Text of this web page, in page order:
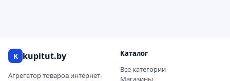
K kupitut.by
Агрегатор товаров интернет-
Каталог
Все категории
Магазины